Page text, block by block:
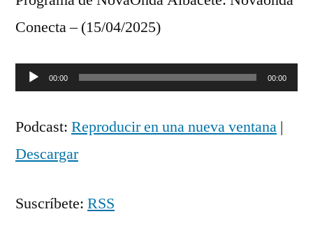
Conecta – (15/04/2025)
Reproductor
audio
00:00 00:00
Podcast: Reproducir en una nueva ventana |
Descargar
Suscríbete: RSS